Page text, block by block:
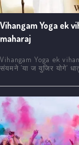
Vihangam Yoga ek
maharaj
Vihangam Yoga ek
संयमने ’या ज युजिर योगे’